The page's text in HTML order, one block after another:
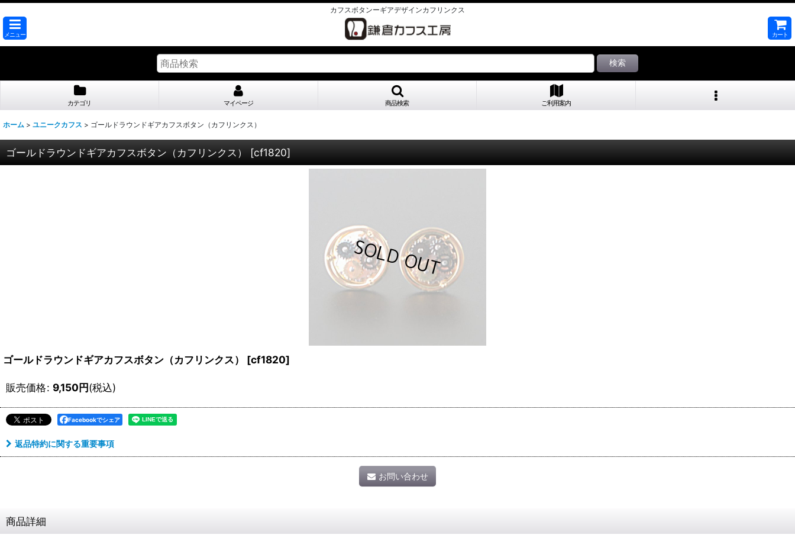
カフスボタンーギアデザインカフリンクス
メニュー カート
検索
カテゴリ マイページ 商品検索 ご利用案内
ホーム > ユニークカフス > ゴールドラウンドギアカフスボタン（カフリンクス）
ゴールドラウンドギアカフスボタン（カフリンクス） [cf1820]
ゴールドラウンドギアカフスボタン（カフリンクス） [cf1820]
販売価格: 9,150円(税込)
Facebookでシェア
返品特約に関する重要事項
お問い合わせ
商品詳細